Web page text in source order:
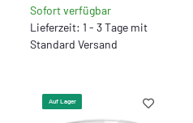
Sofort verfügbar
Lieferzeit: 1 - 3 Tage mit
Standard Versand
Auf Lager